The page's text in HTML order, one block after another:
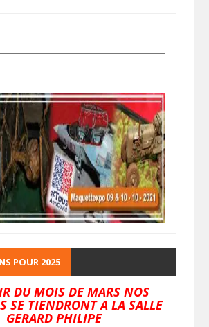
POUR 2025
DU MOIS DE MARS NOS
SE TIENDRONT A LA SALLE
GERARD PHILIPE